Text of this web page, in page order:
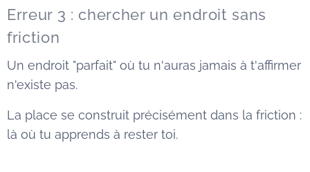
Erreur 3 : chercher un endroit sans
friction
Un endroit "parfait" où tu n'auras jamais à t'affirmer
n'existe pas.
La place se construit précisément dans la friction :
là où tu apprends à rester toi.